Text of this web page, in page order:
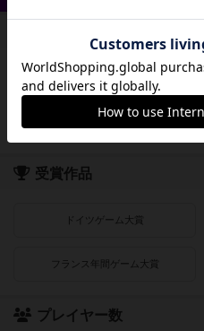
最近登録された順
受賞作品
ドイツゲーム大賞
フランス年間ゲーム大賞
プレイヤー数